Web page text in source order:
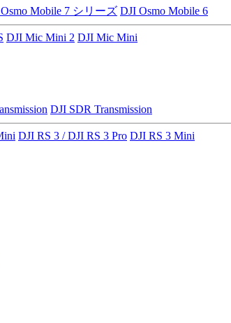
Mobile 7 シリーズ DJI Osmo Mobile 6
DJI Mic Mini 2 DJI Mic Mini
DJI SDR Transmission
DJI RS 3 / DJI RS 3 Pro DJI RS 3 Mini